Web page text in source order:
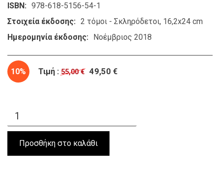
ISBN
978-618-5156-54-1
Στοιχεία έκδοσης
2 τόμοι - Σκληρόδετοι, 16,2x24 cm
Ημερομηνία έκδοσης
Νοέμβριος 2018
10% Τιμή : 55,00 € 49,50 €